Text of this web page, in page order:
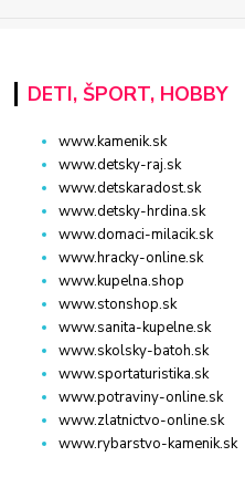
DETI, ŠPORT, HOBBY
www.kamenik.sk
www.detsky-raj.sk
www.detskaradost.sk
www.detsky-hrdina.sk
www.domaci-milacik.sk
www.hracky-online.sk
www.kupelna.shop
www.stonshop.sk
www.sanita-kupelne.sk
www.skolsky-batoh.sk
www.sportaturistika.sk
www.potraviny-online.sk
www.zlatnictvo-online.sk
www.rybarstvo-kamenik.sk